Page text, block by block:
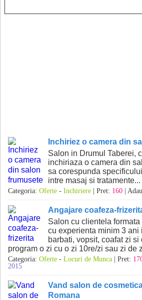
Inchiriez o camera din
Salon in Drumul Taberei,
inchiriaza o camera din
sa corespunda
intre masaj si tratamente...
Categoria: Oferte - Inchiriere | Pret: 160 |
Angajare coafeza-
Salon cu clientela
cu experienta minim 3 ani
barbati, vopsit, coafat zi si
program o zi cu o zi 10re/zi sau zi de
Categoria: Oferte - Locuri de Munca | Pret:
2015
Vand salon de
Romana